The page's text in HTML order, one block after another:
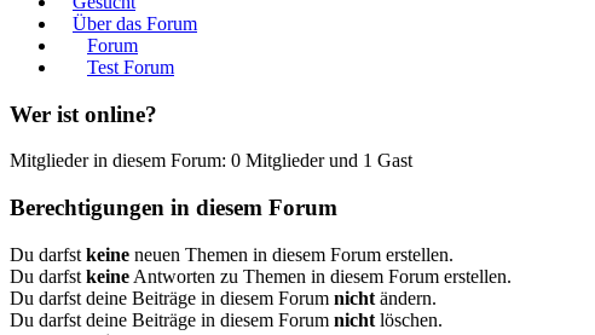
Über das Forum
Forum
Test Forum
Wer ist online?
Mitglieder in diesem Forum: 0 Mitglieder und 1 Gast
Berechtigungen in diesem Forum
Du darfst keine neuen Themen in diesem Forum erstellen.
Du darfst keine Antworten zu Themen in diesem Forum erstellen.
Du darfst deine Beiträge in diesem Forum nicht ändern.
Du darfst deine Beiträge in diesem Forum nicht löschen.